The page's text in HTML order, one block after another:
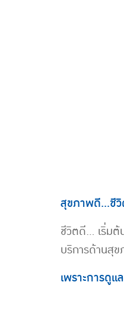
สุขภาพดี…ชี
ชีวิตดี... เริ่ม
บริการด้านสุ
เพราะการดู